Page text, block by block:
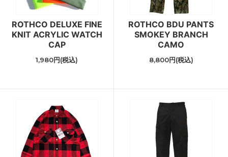
ROTHCO DELUXE FINE
KNIT ACRYLIC WATCH
CAP
1,980円(税込)
ROTHCO BDU PANTS
SMOKEY BRANCH
CAMO
8,800円(税込)